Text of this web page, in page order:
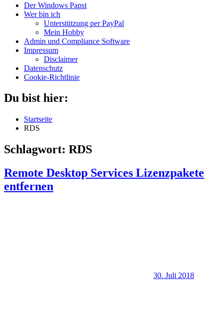
Der Windows Papst
Wer bin ich
Unterstützung per PayPal
Mein Hobby
Admin und Compliance Software
Impressum
Disclaimer
Datenschutz
Cookie-Richtlinie
Du bist hier:
Startseite
RDS
Schlagwort: RDS
Remote Desktop Services Lizenzpakete
entfernen
30. Juli 2018